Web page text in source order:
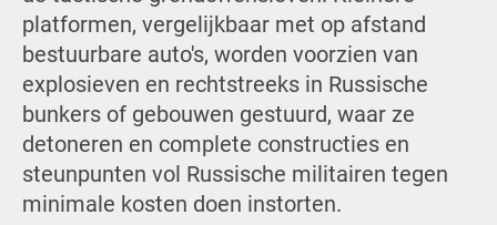
platformen, vergelijkbaar met op afstand
bestuurbare auto's, worden voorzien van
explosieven en rechtstreeks in Russische
bunkers of gebouwen gestuurd, waar ze
detoneren en complete constructies en
steunpunten vol Russische militairen tegen
minimale kosten doen instorten.